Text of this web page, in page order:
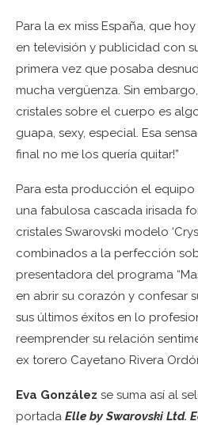
Para la ex miss España, que
en televisión y publicidad con
primera vez que posaba
mucha vergüenza. Sin
cristales sobre el cuerpo es
guapa, sexy, especial. Esa
final no me los quería quitar!”
Para esta producción el
una fabulosa cascada irisada
cristales Swarovski modelo
combinados a la perfección
presentadora del programa
en abrir su corazón y confesar
sus últimos éxitos en lo
reemprender su relación
ex torero Cayetano Rivera
Eva González se suma así al
portada Elle by Swarovski Ltd.